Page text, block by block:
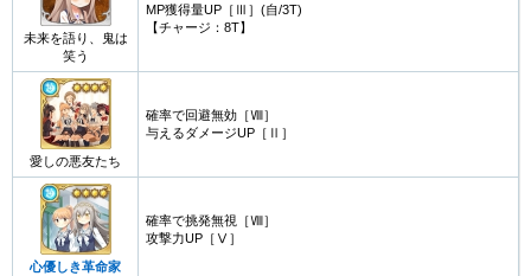
未来を語り、鬼は
笑う
MP獲得量UP［Ⅲ］(自/3T)
【チャージ：8T】
愛しの悪友たち
確率で回避無効［Ⅷ］
与えるダメージUP［Ⅱ］
心優しき革命家
確率で挑発無視［Ⅷ］
攻撃力UP［Ⅴ］